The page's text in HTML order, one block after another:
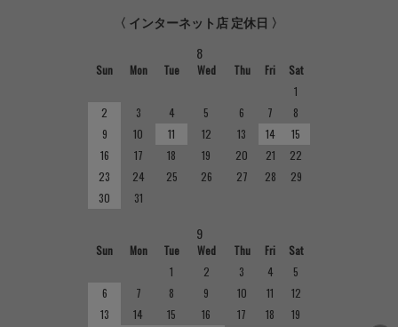
〈 インターネット店 定休日 〉
8
Sun Mon Tue Wed Thu Fri
Sat
1
2
3 4 5 6 7
8
9
10 11 12 13 14
15
16
17 18 19 20 21
22
23
24 25 26 27 28
29
30
31
9
Sun Mon Tue Wed Thu Fri
Sat
1
2 3 4
5
6
7 8 9 10 11
12
13
14 15 16 17 18 19